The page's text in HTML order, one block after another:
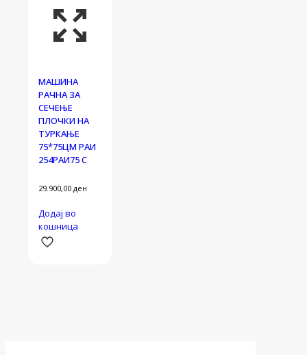
МАШИНА
РАЧНА ЗА
СЕЧЕЊЕ
ПЛОЧКИ НА
ТУРКАЊЕ
75*75ЦМ РАИ
254РАИ75 С
29.900,00 ден
Додај во
кошница